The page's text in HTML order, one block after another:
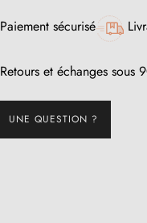
Paiement sécurisé
Retours et échanges sous
UNE QUESTION ?